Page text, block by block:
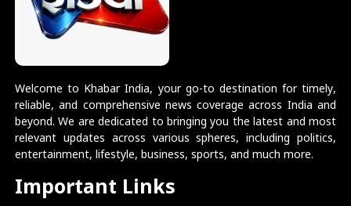
Welcome to Khabar India, your go-to destination for timely,
reliable, and comprehensive news coverage across India and
beyond. We are dedicated to bringing you the latest and most
relevant updates across various spheres, including politics,
entertainment, lifestyle, business, sports, and much more.
Important Links